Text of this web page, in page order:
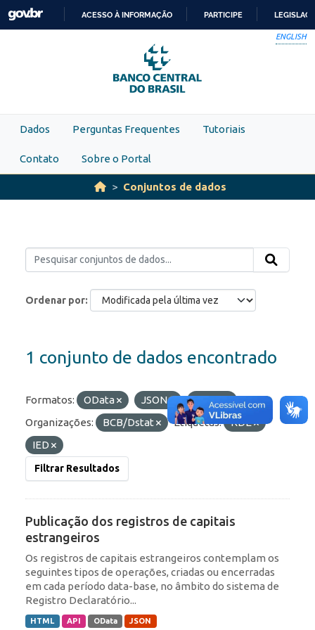
Skip to main content
PARA
O
CONTEÚDO
ACESSO À INFORMAÇÃO PARTICIPE
ENGLISH
Dados Perguntas Frequentes Tutoriais
Contato Sobre o Portal
Conjuntos de dados
Ordenar por
1 conjunto de dados encontrado
Formatos: OData JSON
HTML
Organizações:
BCB/Dstat Etiquetas:
RDE
IED
Filtrar Resultados
Publicação dos registros de capitais
estrangeiros
Os registros de capitais estrangeiros contemplam os
seguintes tipos de operações, criadas ou encerradas
em cada período data-base, no âmbito do sistema de
Registro Declaratório...
HTML API OData JSON